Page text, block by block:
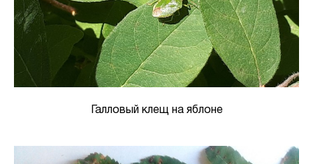
Галловый клещ на яблоне